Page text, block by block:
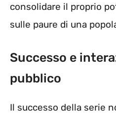
consolidare il proprio
sulle paure di una
Successo e
pubblico
Il successo della serie